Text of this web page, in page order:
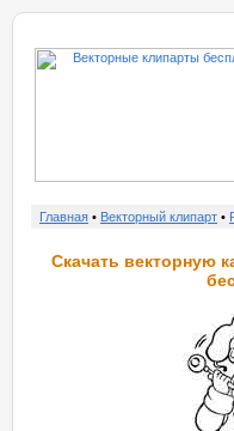
Главная • Векторный клипарт •
Скачать векторную